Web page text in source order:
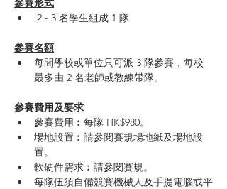
參賽形式
2 - 3 名學生組成 1 隊
參賽名額
每間學校或單位只可派 3 隊參賽，每校
最多由 2 名老師或教練帶隊。
參賽費用及要求
參賽費用︰每隊 HK$980。
場地設置︰請參閱賽規場地紙及場地設
置。
軟硬件需求︰請參閱賽規。
每隊伍須自備競賽機械人及手提電腦或平